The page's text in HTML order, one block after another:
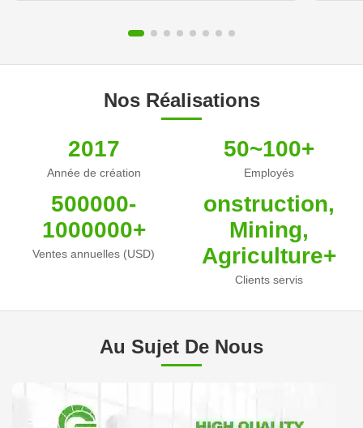
Nos Réalisations
2017
Année de création
50~100+
Employés
500000-
1000000+
Ventes annuelles (USD)
onstruction,
Mining,
Agriculture+
Clients servis
Au Sujet De Nous